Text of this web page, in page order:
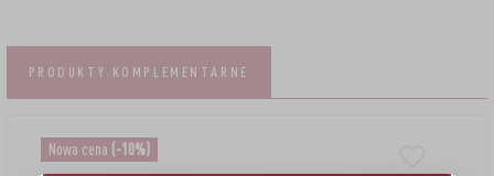
PRODUKTY KOMPLEMENTARNE
Nowa cena (-10%)